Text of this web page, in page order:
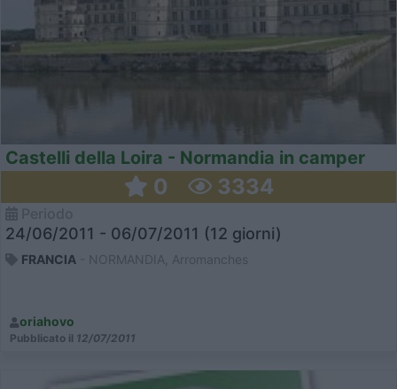
Castelli della Loira - Normandia in camper
0 3334
24/06/2011 - 06/07/2011 (12 giorni)
FRANCIA - NORMANDIA, Arromanches
oriahovo
Pubblicato il 12/07/2011